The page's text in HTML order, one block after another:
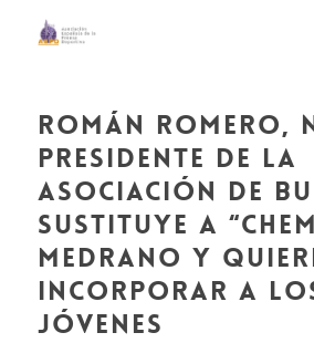
román romero,
presidente de la
asociación de
sustituye a
medrano y
incorporar a
jóvenes